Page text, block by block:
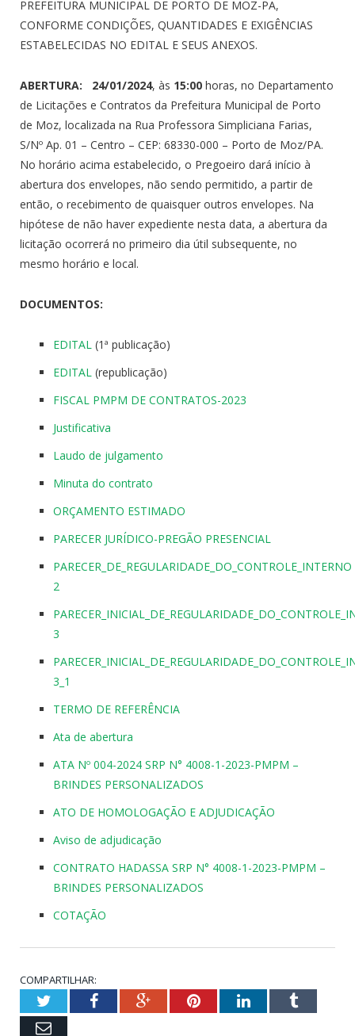
PREFEITURA MUNICIPAL DE PORTO DE MOZ-PA,
CONFORME CONDIÇÕES, QUANTIDADES E EXIGÊNCIAS
ESTABELECIDAS NO EDITAL E SEUS ANEXOS.
ABERTURA: 24/01/2024, às 15:00 horas, no Departamento
de Licitações e Contratos da Prefeitura Municipal de Porto
de Moz, localizada na Rua Professora Simpliciana Farias,
S/Nº Ap. 01 – Centro – CEP: 68330-000 – Porto de Moz/PA.
No horário acima estabelecido, o Pregoeiro dará início à
abertura dos envelopes, não sendo permitido, a partir de
então, o recebimento de quaisquer outros envelopes. Na
hipótese de não haver expediente nesta data, a abertura da
licitação ocorrerá no primeiro dia útil subsequente, no
mesmo horário e local.
DOCUMENTOS:
EDITAL (1ª publicação)
EDITAL (republicação)
FISCAL PMPM DE CONTRATOS-2023
Justificativa
Laudo de julgamento
Minuta do contrato
ORÇAMENTO ESTIMADO
PARECER JURÍDICO-PREGÃO PRESENCIAL
PARECER_DE_REGULARIDADE_DO_CONTROLE_INTERNO
2
3
3_1
TERMO DE REFERÊNCIA
Ata de abertura
ATA Nº 004-2024 SRP N° 4008-1-2023-PMPM –
BRINDES PERSONALIZADOS
ATO DE HOMOLOGAÇÃO E ADJUDICAÇÃO
Aviso de adjudicação
CONTRATO HADASSA SRP N° 4008-1-2023-PMPM –
BRINDES PERSONALIZADOS
COTAÇÃO
COMPARTILHAR:
TwitterFacebookGoogle+PinterestLinkedInTumblr
Email